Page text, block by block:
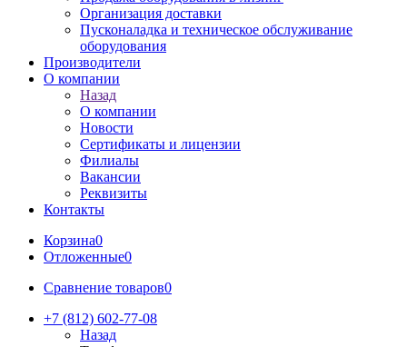
Организация доставки
Пусконаладка и техническое обслуживание
оборудования
Производители
О компании
Назад
О компании
Новости
Сертификаты и лицензии
Филиалы
Вакансии
Реквизиты
Контакты
Корзина0
Отложенные0
Сравнение товаров0
+7 (812) 602-77-08
Назад